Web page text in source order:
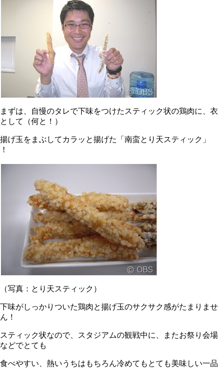
まずは、自慢のタレで下味をつけたスティック状の鶏肉に、衣
として（何と！）
揚げ玉をまぶしてカラッと揚げた「南蛮とり天スティック」
！
（写真：とり天スティック）
下味がしっかりついた鶏肉と揚げ玉のサクサク感がたまりませ
ん！
スティック状なので、スタジアムの観戦中に、またお祭り会場
などでとても
食べやすい、熱いうちはもちろん冷めてもとても美味しい一品